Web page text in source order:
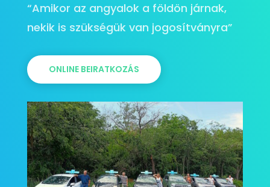
“Amikor az angyalok a földön járnak,
nekik is szükségük van jogosítványra”
ONLINE BEIRATKOZÁS